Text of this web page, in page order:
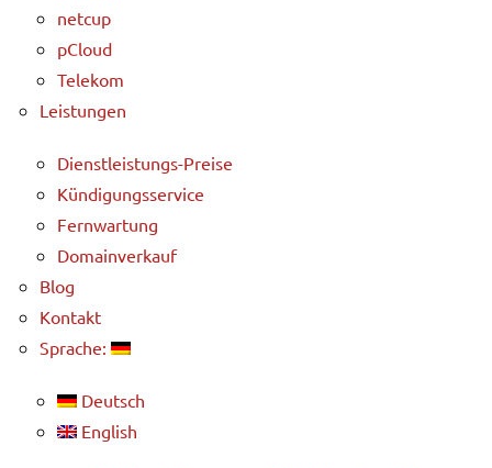
netcup
pCloud
Telekom
Leistungen
Dienstleistungs-Preise
Kündigungsservice
Fernwartung
Domainverkauf
Blog
Kontakt
Sprache:
Deutsch
English